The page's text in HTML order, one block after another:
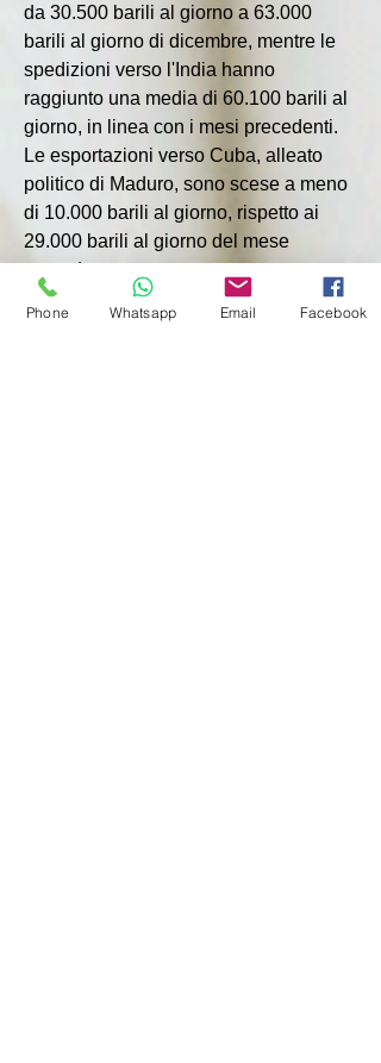
da 30.500 barili al giorno a 63.000
barili al giorno di dicembre, mentre le
spedizioni verso l'India hanno
raggiunto una media di 60.100 barili al
giorno, in linea con i mesi precedenti.
Le esportazioni verso Cuba, alleato
politico di Maduro, sono scese a meno
di 10.000 barili al giorno, rispetto ai
29.000 barili al giorno del mese
precedente.
Secondo un documento interno, la
Phone Whatsapp Email Facebook